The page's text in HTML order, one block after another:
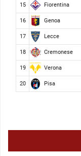
15 Fiorentina
16 Genoa
17 Lecce
18 Cremonese
19 Verona
20 Pisa